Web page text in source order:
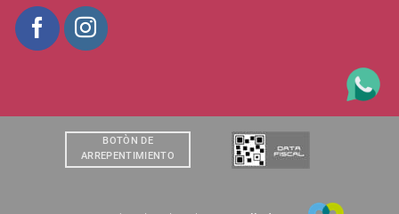
BOTÒN DE
ARREPENTIMIENTO